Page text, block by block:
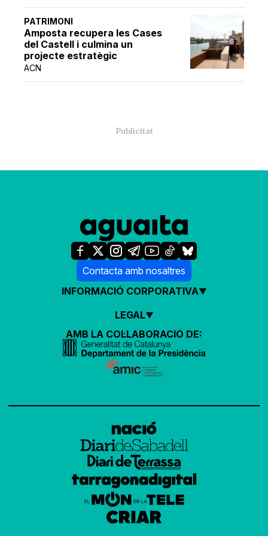
PATRIMONI
Amposta recupera les Cases
del Castell i culmina un
projecte estratègic
ACN
Contacta amb nosaltres
INFORMACIÓ CORPORATIVA
LEGAL
AMB LA COL·LABORACIÓ DE: